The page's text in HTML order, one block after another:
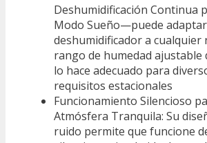
Deshumidificación Continua
Modo Sueño—puede
deshumidificador a cualquier
rango de humedad ajustable
lo hace adecuado para
requisitos estacionales
Funcionamiento Silencioso
Atmósfera Tranquila: Su
ruido permite que funcione